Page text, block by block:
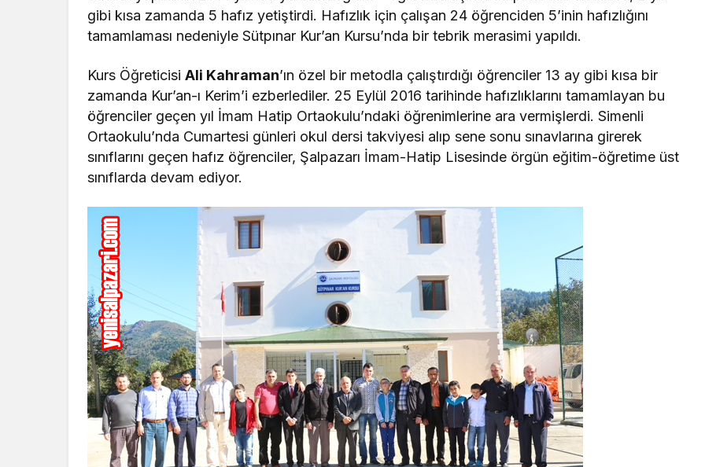
gibi kısa zamanda 5 hafız yetiştirdi. Hafızlık için çalışan 24 öğrenciden 5’inin hafızlığını
tamamlaması nedeniyle Sütpınar Kur’an Kursu’nda bir tebrik merasimi yapıldı.
Kurs ÖğreticisiAli Kahraman’ın özel bir metodla çalıştırdığı öğrenciler 13 ay gibi kısa bir
zamanda Kur’an-ı Kerim’i ezberlediler. 25 Eylül 2016 tarihinde hafızlıklarını tamamlayan bu
öğrenciler geçen yıl İmam Hatip Ortaokulu’ndaki öğrenimlerine ara vermişlerdi. Simenli
Ortaokulu’nda Cumartesi günleri okul dersi takviyesi alıp sene sonu sınavlarına girerek
sınıflarını geçen hafız öğrenciler, Şalpazarı İmam-Hatip Lisesinde örgün eğitim-öğretime üst
sınıflarda devam ediyor.